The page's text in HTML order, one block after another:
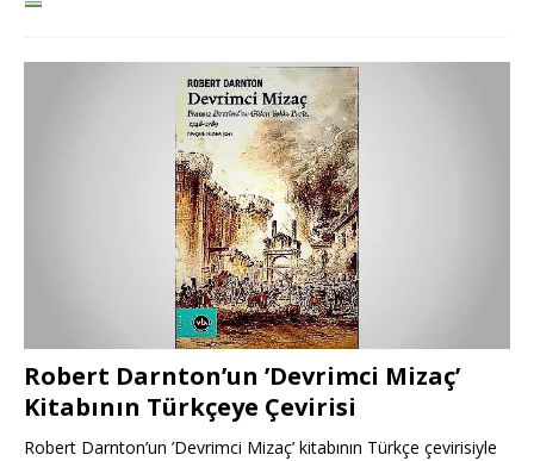
Robert Darnton’un ’Devrimci Mizaç’
Kitabının Türkçeye Çevirisi
Robert Darnton’un ’Devrimci Mizaç’ kitabının Türkçe çevirisiyle